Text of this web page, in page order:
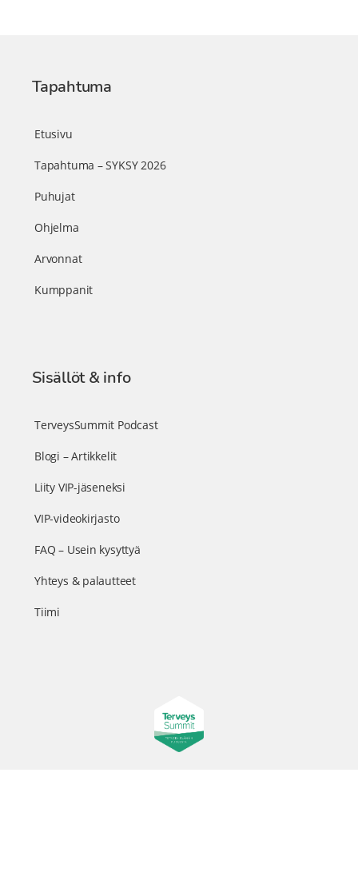
Tapahtuma
Etusivu
Tapahtuma – SYKSY 2026
Puhujat
Ohjelma
Arvonnat
Kumppanit
Sisällöt & info
TerveysSummit Podcast
Blogi – Artikkelit
Liity VIP-jäseneksi
VIP-videokirjasto
FAQ – Usein kysyttyä
Yhteys & palautteet
Tiimi